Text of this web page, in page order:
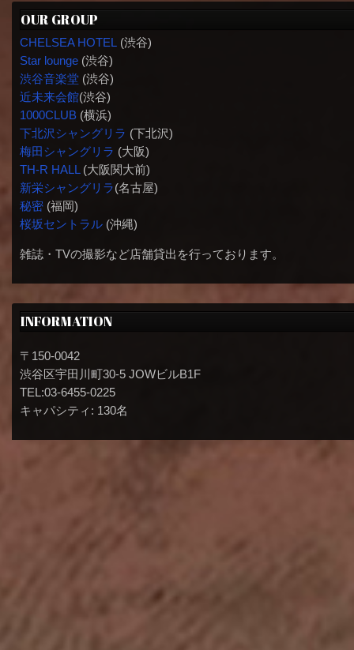
OUR GROUP
CHELSEA HOTEL (渋谷)
Star lounge(渋谷)
渋谷音楽堂(渋谷)
近未来会館(渋谷)
1000CLUB(横浜)
下北沢シャングリラ (下北沢)
梅田シャングリラ (大阪)
TH-R HALL(大阪関大前)
新栄シャングリラ(名古屋)
秘密(福岡)
桜坂セントラル(沖縄)
雑誌・TVの撮影など店舗貸出を行っております。
INFORMATION
〒150-0042
渋谷区宇田川町30-5 JOWビルB1F
TEL:03-6455-0225
キャパシティ: 130名